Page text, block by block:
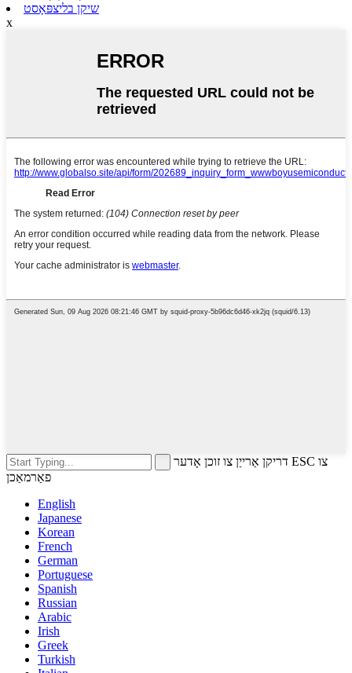
שיקן בליצפּאָסט
x
דריקן אַרייַן צו זוכן אָדער ESC צו
פאַרמאַכן
English
Japanese
Korean
French
German
Portuguese
Spanish
Russian
Arabic
Irish
Greek
Turkish